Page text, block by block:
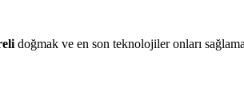
doğmak ve en son teknolojiler onları